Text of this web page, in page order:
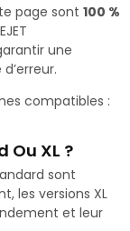
page sont 100 %
une
compatibles :
Ou XL ?
sont
les versions XL
et leur